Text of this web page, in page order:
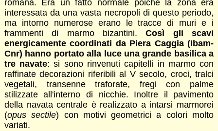
romana. Era un fatto normale poiché la zona era
interessata da una vasta necropoli di questo periodo,
ma intorno numerose erano le tracce di muri e i
frammenti di marmo bizantini.Così gli scavi
energicamente coordinati da Piera Caggia (Ibam-
Cnr) hanno portato alla luce una grande basilica a
tre navate: si sono rinvenuti capitelli in marmo con
raffinate decorazioni riferibili al V secolo, croci, tralci
vegetali, transenne traforate, fregi con palme
stilizzate all'interno di nicchie. Inoltre il pavimento
della navata centrale è realizzato a intarsi marmorei
(opus sectile) con motivi geometrici a colori molto
variati.